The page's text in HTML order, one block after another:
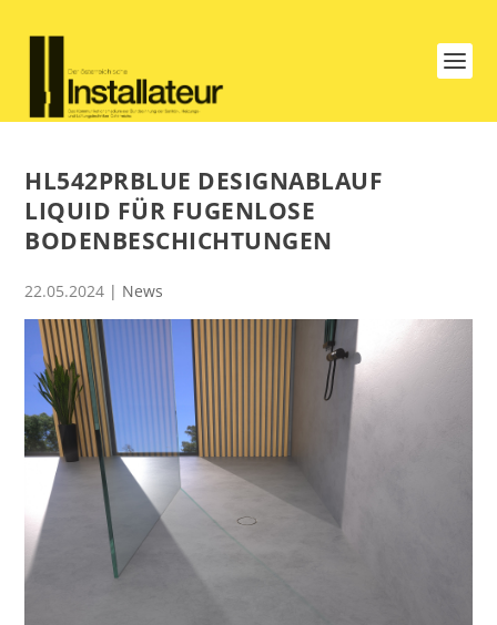
HL542PRBLUE DESIGNABLAUF
LIQUID FÜR FUGENLOSE
BODENBESCHICHTUNGEN
22.05.2024 | News